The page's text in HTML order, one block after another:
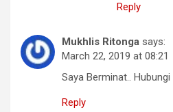
Reply
Mukhlis Ritonga says:
March 22, 2019 at 08:21
Saya Berminat..
Reply